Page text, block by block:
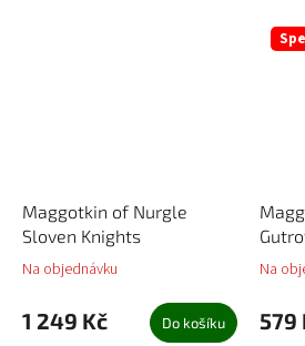
Maggotkin of Nurgle
Sloven Knights
Na objednávku
1 249 Kč Do košíku
Na
579